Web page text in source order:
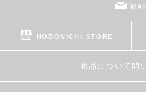
HOBONICHI STORE
商品について問